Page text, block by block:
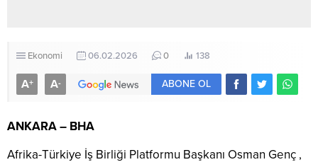
Ekonomi 06.02.2026 0 138
A+ A- ABONE OL
ANKARA – BHA
Afrika-Türkiye İş Birliği Platformu Başkanı Osman Genç ,